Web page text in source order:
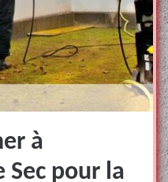
à
Sec pour la